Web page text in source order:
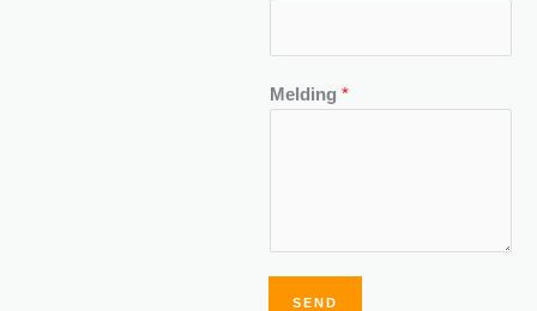
Melding *
SEND